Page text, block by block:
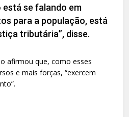
está se falando em
para a população, está
tributária”, disse.
afirmou que, como esses
e mais forças, “exercem